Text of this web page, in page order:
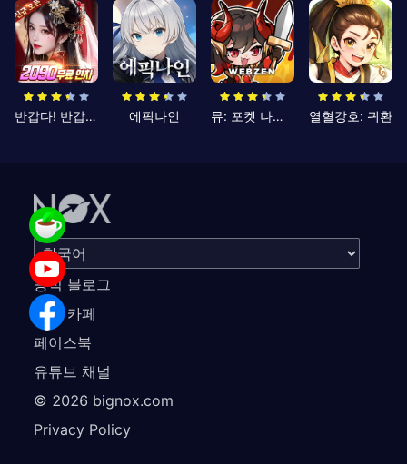
반갑다! 반갑삼국지 에픽나인 뮤: 포켓 나이츠 열혈강호: 귀환
공식 블로그
공식 카페
페이스북
유튜브 채널
© 2026 bignox.com
Privacy Policy